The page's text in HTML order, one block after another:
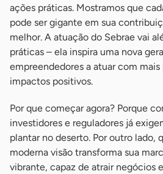
ações práticas. Mostramos que
pode ser gigante em sua
melhor. A atuação do Sebrae vai
práticas – ela inspira uma nova
empreendedores a atuar com
impactos positivos.
Por que começar agora? Porque
investidores e reguladores já
plantar no deserto. Por outro lado,
moderna visão transforma sua
vibrante, capaz de atrair negócios